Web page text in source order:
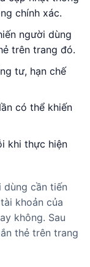
chính xác.
người dùng
trên trang đó.
tư, hạn chế
có thể khiến
khi thực hiện
cần tiến
khoản của
không. Sau
thẻ trên trang